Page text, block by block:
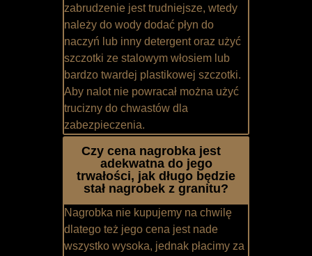
zabrudzenie jest trudniejsze, wtedy
należy do wody dodać płyn do
naczyń lub inny detergent oraz użyć
szczotki ze stalowym włosiem lub
bardzo twardej plastikowej szczotki.
Aby nalot nie powracał można użyć
trucizny do chwastów dla
zabezpieczenia.
Czy cena nagrobka jest
adekwatna do jego
trwałości, jak długo będzie
stał nagrobek z granitu?
Nagrobka nie kupujemy na chwilę
dlatego też jego cena jest nade
wszystko wysoka, jednak płacimy za